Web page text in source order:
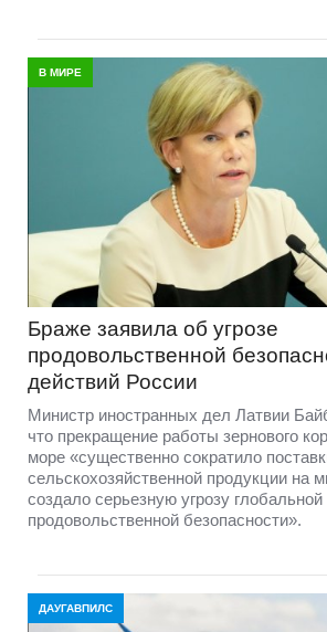
В МИРЕ
Браже заявила об угрозе
продовольственной
действий России
Министр иностранных дел Латвии
что прекращение работы зернового
море «существенно сократило
сельскохозяйственной продукции на
создало серьезную угрозу глобальной
продовольственной безопасности».
ДАУГАВПИЛС